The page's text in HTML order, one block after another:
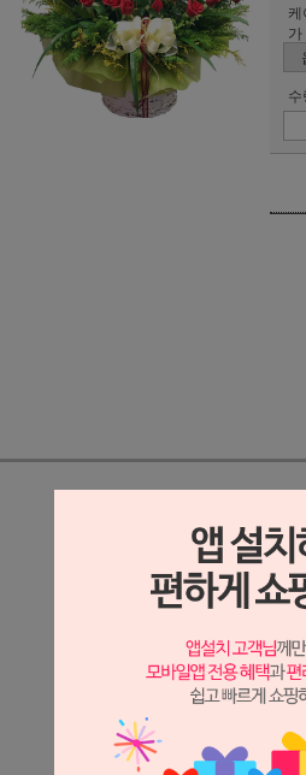
가
상세정보 새창
상세 정보를 확대
※ 필독해주
는 시세 변동에 따라 가
문의 후 주문 바